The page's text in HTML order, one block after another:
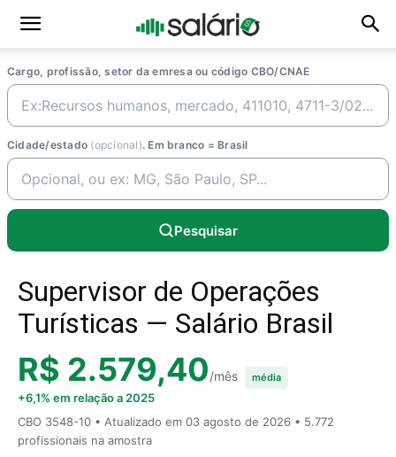
Cargo, profissão, setor da emresa ou código CBO/CNAE
Cidade/estado (opcional). Em branco = Brasil
Pesquisar
Supervisor de Operações
Turísticas — Salário Brasil
R$ 2.579,40/mês média
+6,1% em relação a 2025
CBO 3548-10 • Atualizado em 03 agosto de 2026 • 5.772
profissionais na amostra